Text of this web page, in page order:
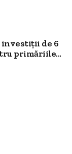
de 6
primăriile...